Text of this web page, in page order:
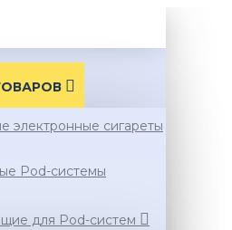
электронные сигареты
Pod-системы
для Pod-систем